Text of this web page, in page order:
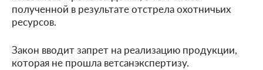
полученной в результате отстрела охотничьих
ресурсов.
Закон вводит запрет на реализацию продукции,
которая не прошла ветсанэкспертизу.